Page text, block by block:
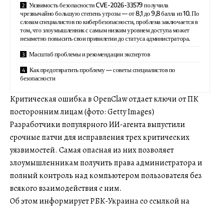
Уязвимость безопасности CVE-2026-33579 получила
чрезвычайно большую степень угрозы — от 8,1 до 9,8 балла из 10. По
словам специалистов по кибербезопасности, проблема заключается в
том, что злоумышленник с самым низким уровнем доступа может
незаметно повысить свои привилегии до статуса администратора.
Масштаб проблемы и рекомендации экспертов
Как предотвратить проблему — советы специалистов по
безопасности
Критическая ошибка в OpenClaw отдает ключи от ПК
посторонним лицам (фото: Getty Images)
Разработчики популярного ИИ-агента выпустили
срочные патчи для исправления трех критических
уязвимостей. Самая опасная из них позволяет
злоумышленникам получить права администратора и
полный контроль над компьютером пользователя без
всякого взаимодействия с ним.
Об этом информирует РБК-Украина со ссылкой на